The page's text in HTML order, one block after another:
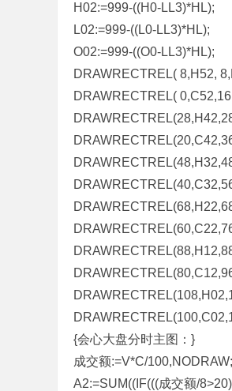
H02:=999-((H0-LL3)*HL);
L02:=999-((L0-LL3)*HL);
O02:=999-((O0-LL3)*HL);
DRAWRECTREL( 8,H52,
DRAWRECTREL(
{会心大盘分时主图：}
成交额:=V*C/
A2:=SUM((IF(((成交额/